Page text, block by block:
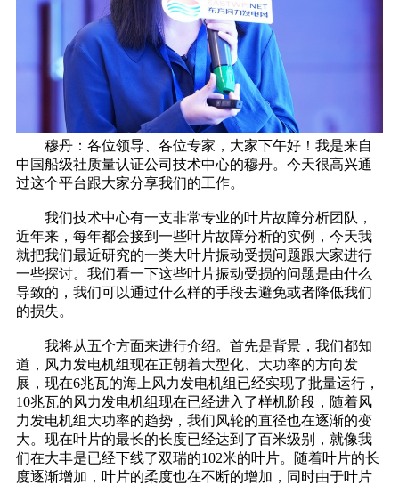
穆丹：各位领导、各位专家，大家下午好！我是来自
中国船级社质量认证公司技术中心的穆丹。今天很高兴通
过这个平台跟大家分享我们的工作。
我们技术中心有一支非常专业的叶片故障分析团队，
近年来，每年都会接到一些叶片故障分析的实例，今天我
就把我们最近研究的一类大叶片振动受损问题跟大家进行
一些探讨。我们看一下这些叶片振动受损的问题是由什么
导致的，我们可以通过什么样的手段去避免或者降低我们
的损失。
我将从五个方面来进行介绍。首先是背景，我们都知
道，风力发电机组现在正朝着大型化、大功率的方向发
展，现在6兆瓦的海上风力发电机组已经实现了批量运行，
10兆瓦的风力发电机组现在已经进入了样机阶段，随着风
力发电机组大功率的趋势，我们风轮的直径也在逐渐的变
大。现在叶片的最长的长度已经达到了百米级别，就像我
们在大丰是已经下线了双瑞的102米的叶片。随着叶片的长
度逐渐增加，叶片的柔度也在不断的增加，同时由于叶片